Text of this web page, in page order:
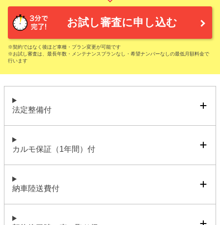
お試し審査に申し込む
※契約ではなく後ほど車種・プラン変更が可能です
※お試し審査は、最長年数・メンテナンスプランなし・希望ナンバーなしの最低月額料金で
行います
法定整備付
カルモ保証（1年間）付
納車陸送費付